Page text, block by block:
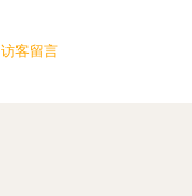
访客留言